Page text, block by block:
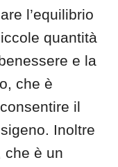
l’equilibrio
quantità
e la
che è
il
Inoltre
che è un